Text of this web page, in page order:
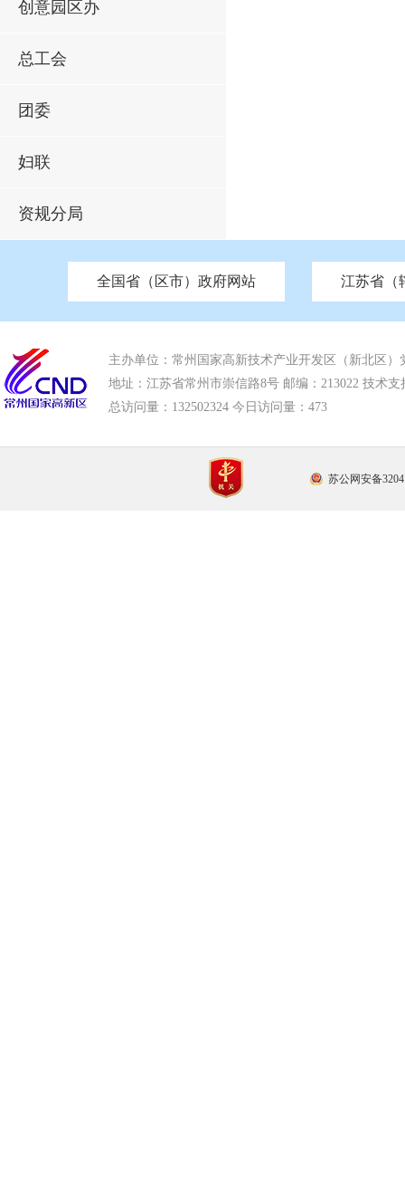
创意园区办
总工会
团委
妇联
资规分局
全国省（区市）政府网站
北京 天津 重庆 河南 河北 山西
江苏省（
中国江苏 南京市政府 苏州市政府 无锡
市发改委 市工信局 市教育局 市科技局 市
市应急管理局 市审计局 市外事办 市生态
主办单位：常州国家高新技术产业开发区（新北区）
地址：江苏省常州市崇信路8号 邮编：213022 技术支
总访问量： 132502324 今日访问量： 473
苏公网安备